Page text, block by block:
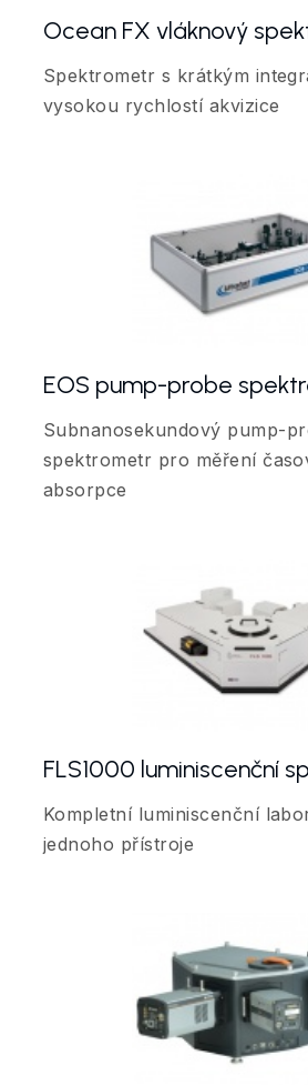
Ocean FX vláknový
Spektrometr s krátkým
vysokou rychlostí akvizice
EOS pump-probe
Subnanosekundový pump-
spektrometr pro měření
absorpce
FLS1000 luminiscenční
Kompletní luminiscenční
jednoho přístroje